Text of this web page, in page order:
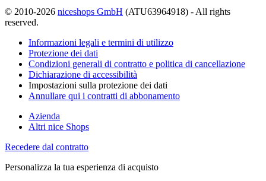
© 2010-2026 niceshops GmbH (ATU63964918) - All rights
reserved.
Informazioni legali e termini di utilizzo
Protezione dei dati
Condizioni generali di contratto e politica di cancellazione
Dichiarazione di accessibilità
Impostazioni sulla protezione dei dati
Annullare qui i contratti di abbonamento
Azienda
Altri nice Shops
Recedere dal contratto
Personalizza la tua esperienza di acquisto